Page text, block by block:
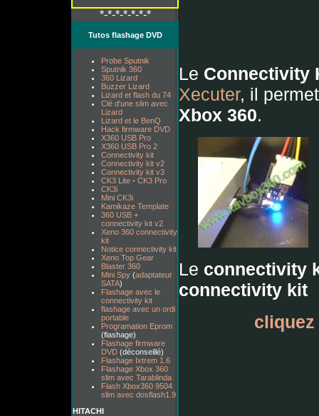
*-*-*-*-*-*-*
Tutos flashage DVD
Probe Sputnik
Sputnik 360
360 Lizard
Buzzer Lizard
Lizard et flash du 74
Clé d'une slim avec
Lizard
Lizard et le BenQ
Hack firmware DVD
X360 USB Pro
X360 USB Pro 2
Connectivity kit
Connectivity kit v2
Connectivity kit v3
CK3 Lite - CK3 Pro
CK3i
Mini CK3i
Kamikaze Template
360 USB +
connectivity kit v2
Xeno 360 connectivity
kit
Notice connectivity kit
Xeno Top Gear
Blaster 360
Mini Spy (adaptateur
SATA)
Flashage avec le
connectivity kit
flashage avec un ordi
portable
Programation Eprom
(flashage)
Flashage firmware
DVD (déconseillé)
Flashage Ixtrem 1.6
Flashage Xbox 360
slim avec Tarablinda
Flash Xbox360 9504
slim avec dosflash1.9
HITACHI
Le Connectivity
Xecuter, il
Xbox 360.
Le connectivity
connectivity kit